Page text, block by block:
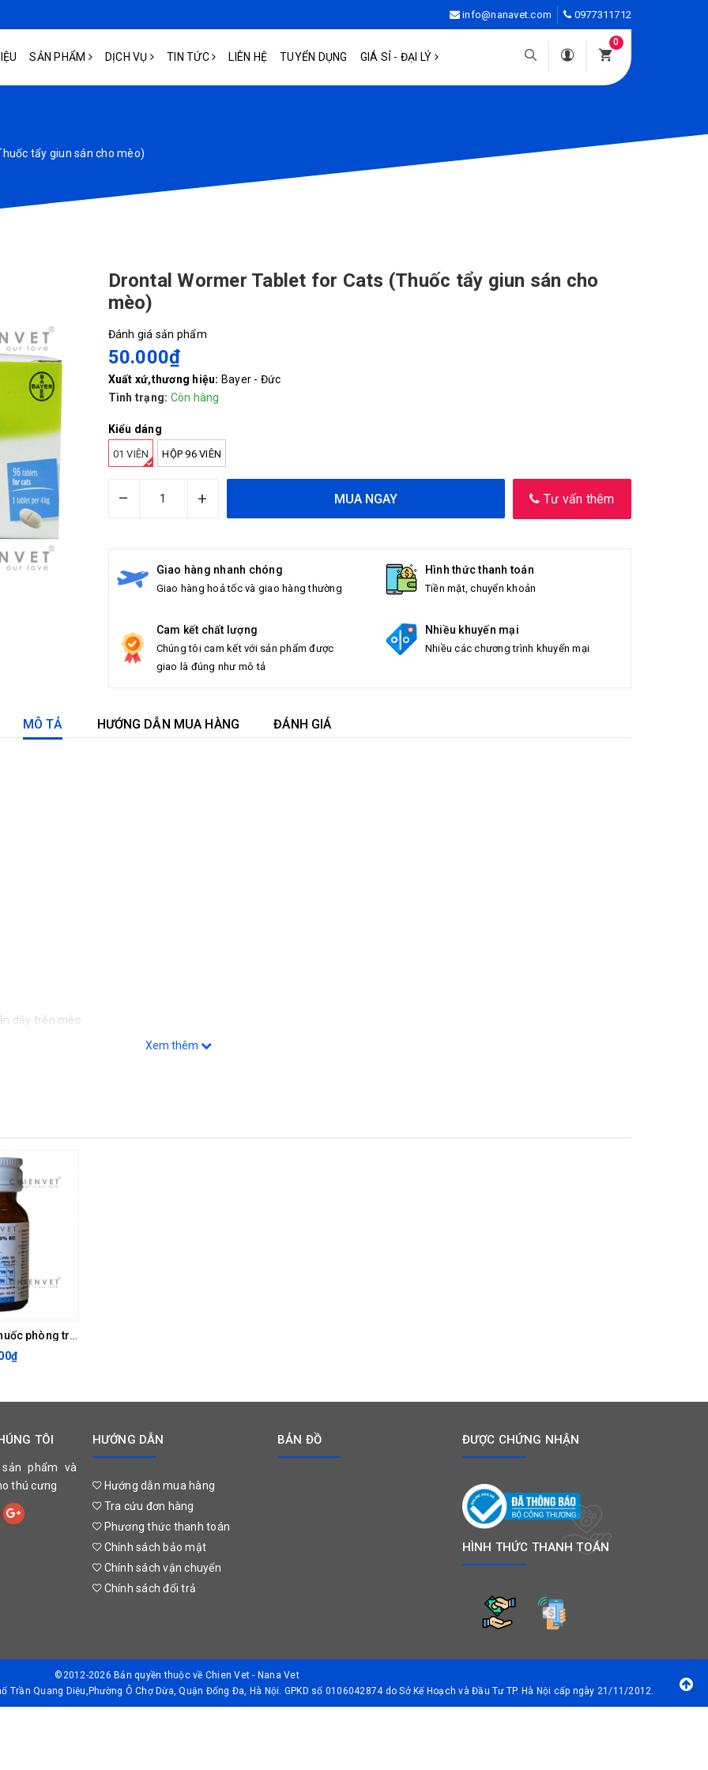
0977311712
info@nanavet.com
SẢN PHẨM DỊCH VỤ TIN TỨC LIÊN HỆ TUYỂN DỤNG GIÁ SỈ - ĐẠI LÝ
0
tẩy giun sán cho mèo)
Drontal Wormer Tablet for Cats (Thuốc tẩy giun sán cho
mèo)
Đánh giá sản phẩm
50.000₫
Xuất xứ,thương hiệu: Bayer - Đức
Tình trạng: Còn hàng
Kiểu dáng
01 VIÊN HỘP 96 VIÊN
– + MUA NGAY Tư vấn thêm
Giao hàng nhanh chóng
Giao hàng hoả tốc và giao hàng thường
Hình thức thanh toán
Tiền mặt, chuyển khoản
Cam kết chất lượng
Chúng tôi cam kết với sản phẩm được
giao là đúng như mô tả
Nhiều khuyến mại
Nhiều các chương trình khuyến mại
MÔ TẢ HƯỚNG DẪN MUA HÀNG ĐÁNH GIÁ
dây trên mèo.
1 liều đơn.
không xuất hiện sau điều trị 48 giờ.
nguyên viên hơn là nghiền viên thuốc ra và trộn vào thức ăn. Có thể cho uống lúc đói hoặc trộn với thức ăn.
2
vấy nhiễm môi trường bằng cách dọn sạch phân mỗi ngày. Đồng thời kiểm soát kí chủ trung gian như bọ chét, chuột.
Trước khi phối giống,10 ngày trước khi sinh và 2,4 tuần sau khi sinh. Sau
đó mỗi 3 tháng.
Xem thêm
Bayticol 6% EC -Thuốc phòng trị ve,rận, ruồi, mòng
TÔI
phẩm và
thú cưng
HƯỚNG DẪN
Hướng dẫn mua hàng
Tra cứu đơn hàng
Phương thức thanh toán
Chính sách bảo mật
Chính sách vận chuyển
Chính sách đổi trả
BẢN ĐỒ ĐƯỢC CHỨNG NHẬN
HÌNH THỨC THANH TOÁN
©2012-2026 Bản quyền thuộc về Chien Vet - Nana Vet
Trần Quang Diệu,Phường Ô Chợ Dừa, Quận Đống Đa, Hà Nội. GPKD số 0106042874 do Sở Kế Hoạch và Đầu Tư TP. Hà Nội cấp ngày 21/11/2012.